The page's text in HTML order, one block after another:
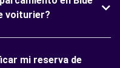
voiturier?
mi reserva de